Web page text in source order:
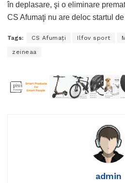
în deplasare, şi o eliminare
CS Afumaţi nu are deloc startul
Tags: CS Afumaţi Ilfov sport
zeineaa
admin